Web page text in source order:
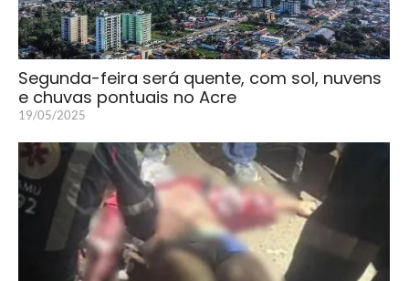
Segunda-feira será quente, com sol, nuvens
e chuvas pontuais no Acre
19/05/2025